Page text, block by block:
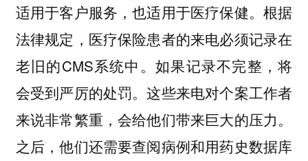
适用于客户服务，也适用于医疗保健。根据
法律规定，医疗保险患者的来电必须记录在
老旧的CMS系统中。如果记录不完整，将
会受到严厉的处罚。这些来电对个案工作者
来说非常繁重，会给他们带来巨大的压力。
之后，他们还需要查阅病例和用药史数据库